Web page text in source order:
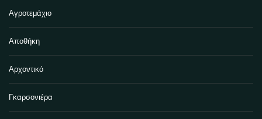
Αγροτεμάχιο
Αποθήκη
Αρχοντικό
Γκαρσονιέρα